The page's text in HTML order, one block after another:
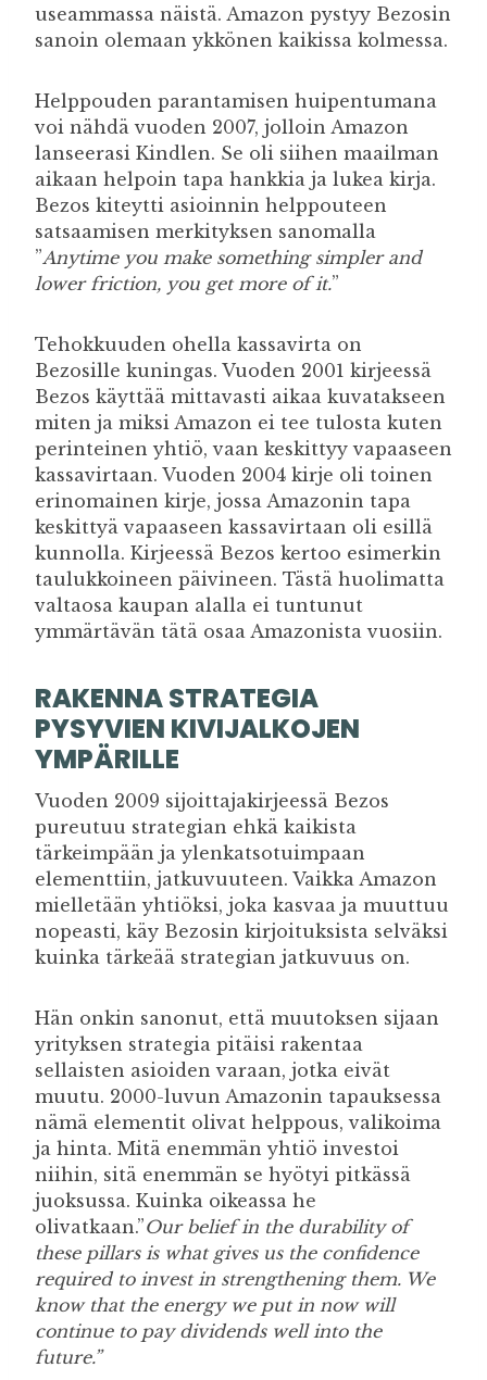
useammassa näistä. Amazon pystyy Bezosin
sanoin olemaan ykkönen kaikissa kolmessa.
Helppouden parantamisen huipentumana
voi nähdä vuoden 2007, jolloin Amazon
lanseerasi Kindlen. Se oli siihen maailman
aikaan helpoin tapa hankkia ja lukea kirja.
Bezos kiteytti asioinnin helppouteen
satsaamisen merkityksen sanomalla
”Anytime you make something simpler and
lower friction, you get more of it.”
Tehokkuuden ohella kassavirta on
Bezosille kuningas. Vuoden 2001 kirjeessä
Bezos käyttää mittavasti aikaa kuvatakseen
miten ja miksi Amazon ei tee tulosta kuten
perinteinen yhtiö, vaan keskittyy vapaaseen
kassavirtaan. Vuoden 2004 kirje oli toinen
erinomainen kirje, jossa Amazonin tapa
keskittyä vapaaseen kassavirtaan oli esillä
kunnolla. Kirjeessä Bezos kertoo esimerkin
taulukkoineen päivineen. Tästä huolimatta
valtaosa kaupan alalla ei tuntunut
ymmärtävän tätä osaa Amazonista vuosiin.
RAKENNA STRATEGIA
PYSYVIEN KIVIJALKOJEN
YMPÄRILLE
Vuoden 2009 sijoittajakirjeessä Bezos
pureutuu strategian ehkä kaikista
tärkeimpään ja ylenkatsotuimpaan
elementtiin, jatkuvuuteen. Vaikka Amazon
mielletään yhtiöksi, joka kasvaa ja muuttuu
nopeasti, käy Bezosin kirjoituksista selväksi
kuinka tärkeää strategian jatkuvuus on.
Hän onkin sanonut, että muutoksen sijaan
yrityksen strategia pitäisi rakentaa
sellaisten asioiden varaan, jotka eivät
muutu. 2000-luvun Amazonin tapauksessa
nämä elementit olivat helppous, valikoima
ja hinta. Mitä enemmän yhtiö investoi
niihin, sitä enemmän se hyötyi pitkässä
juoksussa. Kuinka oikeassa he
olivatkaan.”Our belief in the durability of
these pillars is what gives us the confidence
required to invest in strengthening them. We
know that the energy we put in now will
continue to pay dividends well into the
future.”